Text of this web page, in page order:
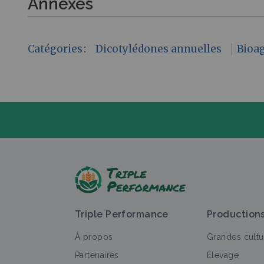
Catégories: Dicotylédones annuelles
Triple Performance
À propos
Partenaires
Grandes
Élevage